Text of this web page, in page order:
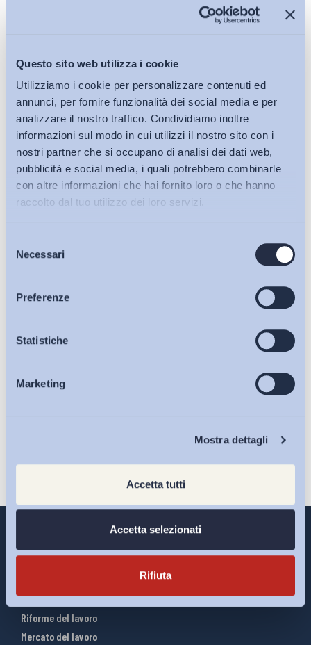
Questo sito web utilizza i cookie
Utilizziamo i cookie per personalizzare contenuti ed
annunci, per fornire funzionalità dei social media e per
analizzare il nostro traffico. Condividiamo inoltre
informazioni sul modo in cui utilizzi il nostro sito con i
nostri partner che si occupano di analisi dei dati web,
pubblicità e social media, i quali potrebbero combinarle
con altre informazioni che hai fornito loro o che hanno
raccolto dal tuo utilizzo dei loro servizi.
delNecessari
Preferenze
Statistiche
Marketing
Mostra dettagli
Accetta tutti
Accetta selezionati
Rifiuta
Bollettini ADAPT
Articoli
Osservatori
Eventi
sulla pagina della
Infografiche
Riforme del lavoro
Mercato del lavoro